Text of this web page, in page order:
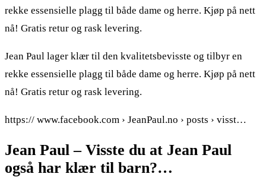
rekke essensielle plagg til både dame og herre. Kjøp på nett
nå! Gratis retur og rask levering.
Jean Paul lager klær til den kvalitetsbevisste og tilbyr en
rekke essensielle plagg til både dame og herre. Kjøp på nett
nå! Gratis retur og rask levering.
https:// www.facebook.com › JeanPaul.no › posts › visst…
Jean Paul – Visste du at Jean Paul
også har klær til barn?…